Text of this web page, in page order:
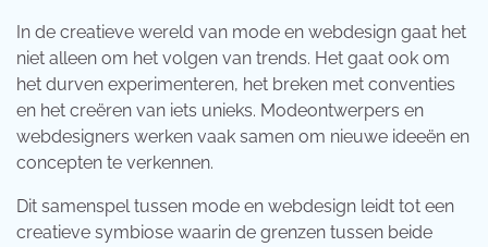
In de creatieve wereld van mode en webdesign gaat het
niet alleen om het volgen van trends. Het gaat ook om
het durven experimenteren, het breken met conventies
en het creëren van iets unieks. Modeontwerpers en
webdesigners werken vaak samen om nieuwe ideeën en
concepten te verkennen.
Dit samenspel tussen mode en webdesign leidt tot een
creatieve symbiose waarin de grenzen tussen beide